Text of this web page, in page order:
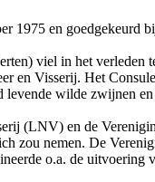
1975 en goedgekeurd
viel in het
en Visserij. Het
wilde zwijnen en
(LNV) en de
zou nemen. De
o.a. de uitvoering